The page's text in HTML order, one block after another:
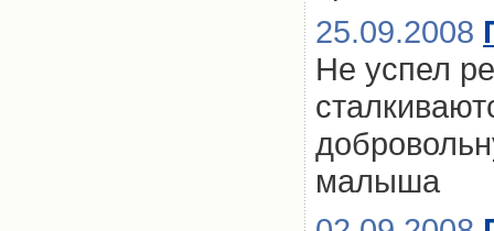
25.09.2008
Не успел
малыша